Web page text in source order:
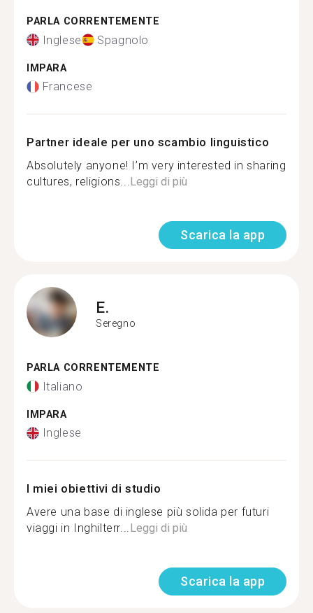
PARLA CORRENTEMENTE
Inglese Spagnolo
IMPARA
Francese
Partner ideale per uno scambio linguistico
Absolutely anyone! I’m very interested in sharing
cultures, religions...Leggi di più
Scarica la app
E.
Seregno
PARLA CORRENTEMENTE
Italiano
IMPARA
Inglese
I miei obiettivi di studio
Avere una base di inglese più solida per futuri
viaggi in Inghilterr...Leggi di più
Scarica la app